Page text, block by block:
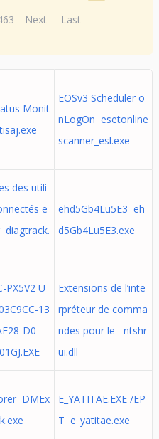
Next Last
Monit
EOSv3 Scheduler o
nLogOn esetonline
scanner_esl.exe
des utili
e
ehd5Gb4Lu5E3 eh
d5Gb4Lu5E3.exe
PX5V2 U
13
D0
Extensions de l’inte
rpréteur de comma
ndes pour le ntshr
ui.dll
DMEx
E_YATITAE.EXE /EP
T e_yatitae.exe